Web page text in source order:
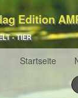
Edition
- TIER
Startseite